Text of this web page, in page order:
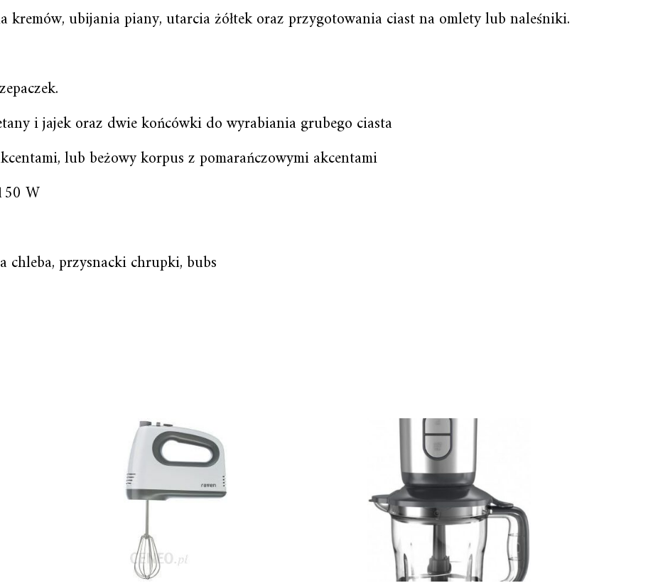
ubijania piany, utarcia żółtek oraz przygotowania ciast na omlety lub naleśniki.
i jajek oraz dwie końcówki do wyrabiania grubego ciasta
lub beżowy korpus z pomarańczowymi akcentami
W
chleba, przysnacki chrupki, bubs